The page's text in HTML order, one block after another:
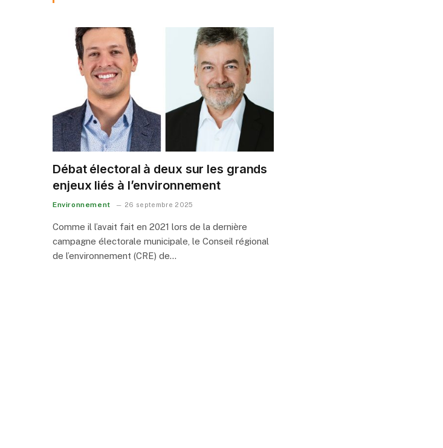
Débat électoral à deux sur les grands
enjeux liés à l’environnement
Environnement 26 septembre 2025
Comme il l’avait fait en 2021 lors de la dernière
campagne électorale municipale, le Conseil régional
de l’environnement (CRE) de…